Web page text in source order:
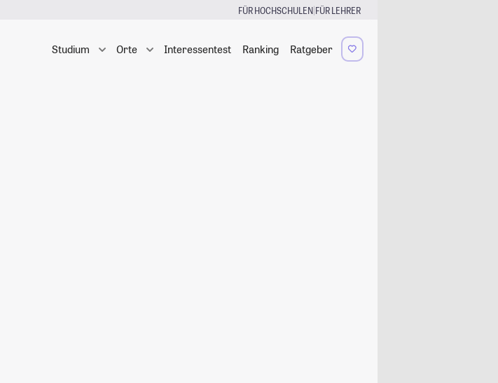
FÜR HOCHSCHULEN|FÜR LEHRER
Studium Orte Interessentest Ranking Ratgeber